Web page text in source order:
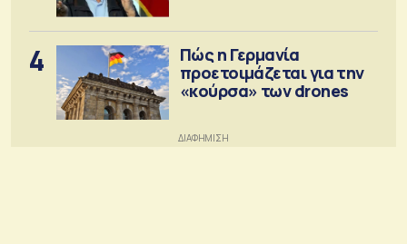
4
Πώς η Γερμανία
προετοιμάζεται για την
«κούρσα» των drones